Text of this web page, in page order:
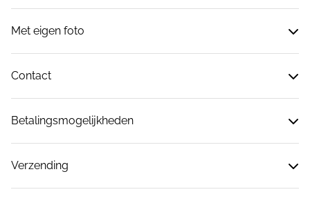
Met eigen foto
Contact
Betalingsmogelijkheden
Verzending